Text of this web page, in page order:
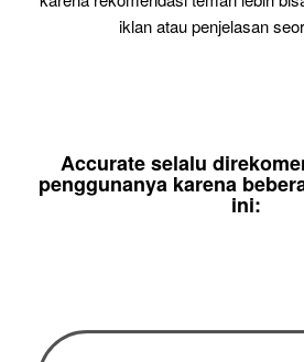
iklan atau penjelasan
Accurate selalu
penggunanya karena
ini: